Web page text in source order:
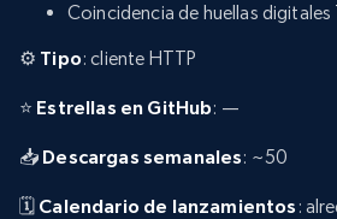
Coincidencia de huellas digitales
⚙️ Tipo: cliente HTTP
⭐ Estrellas en GitHub: —
📥 Descargas semanales: ~50
🗓️ Calendario de lanzamientos :